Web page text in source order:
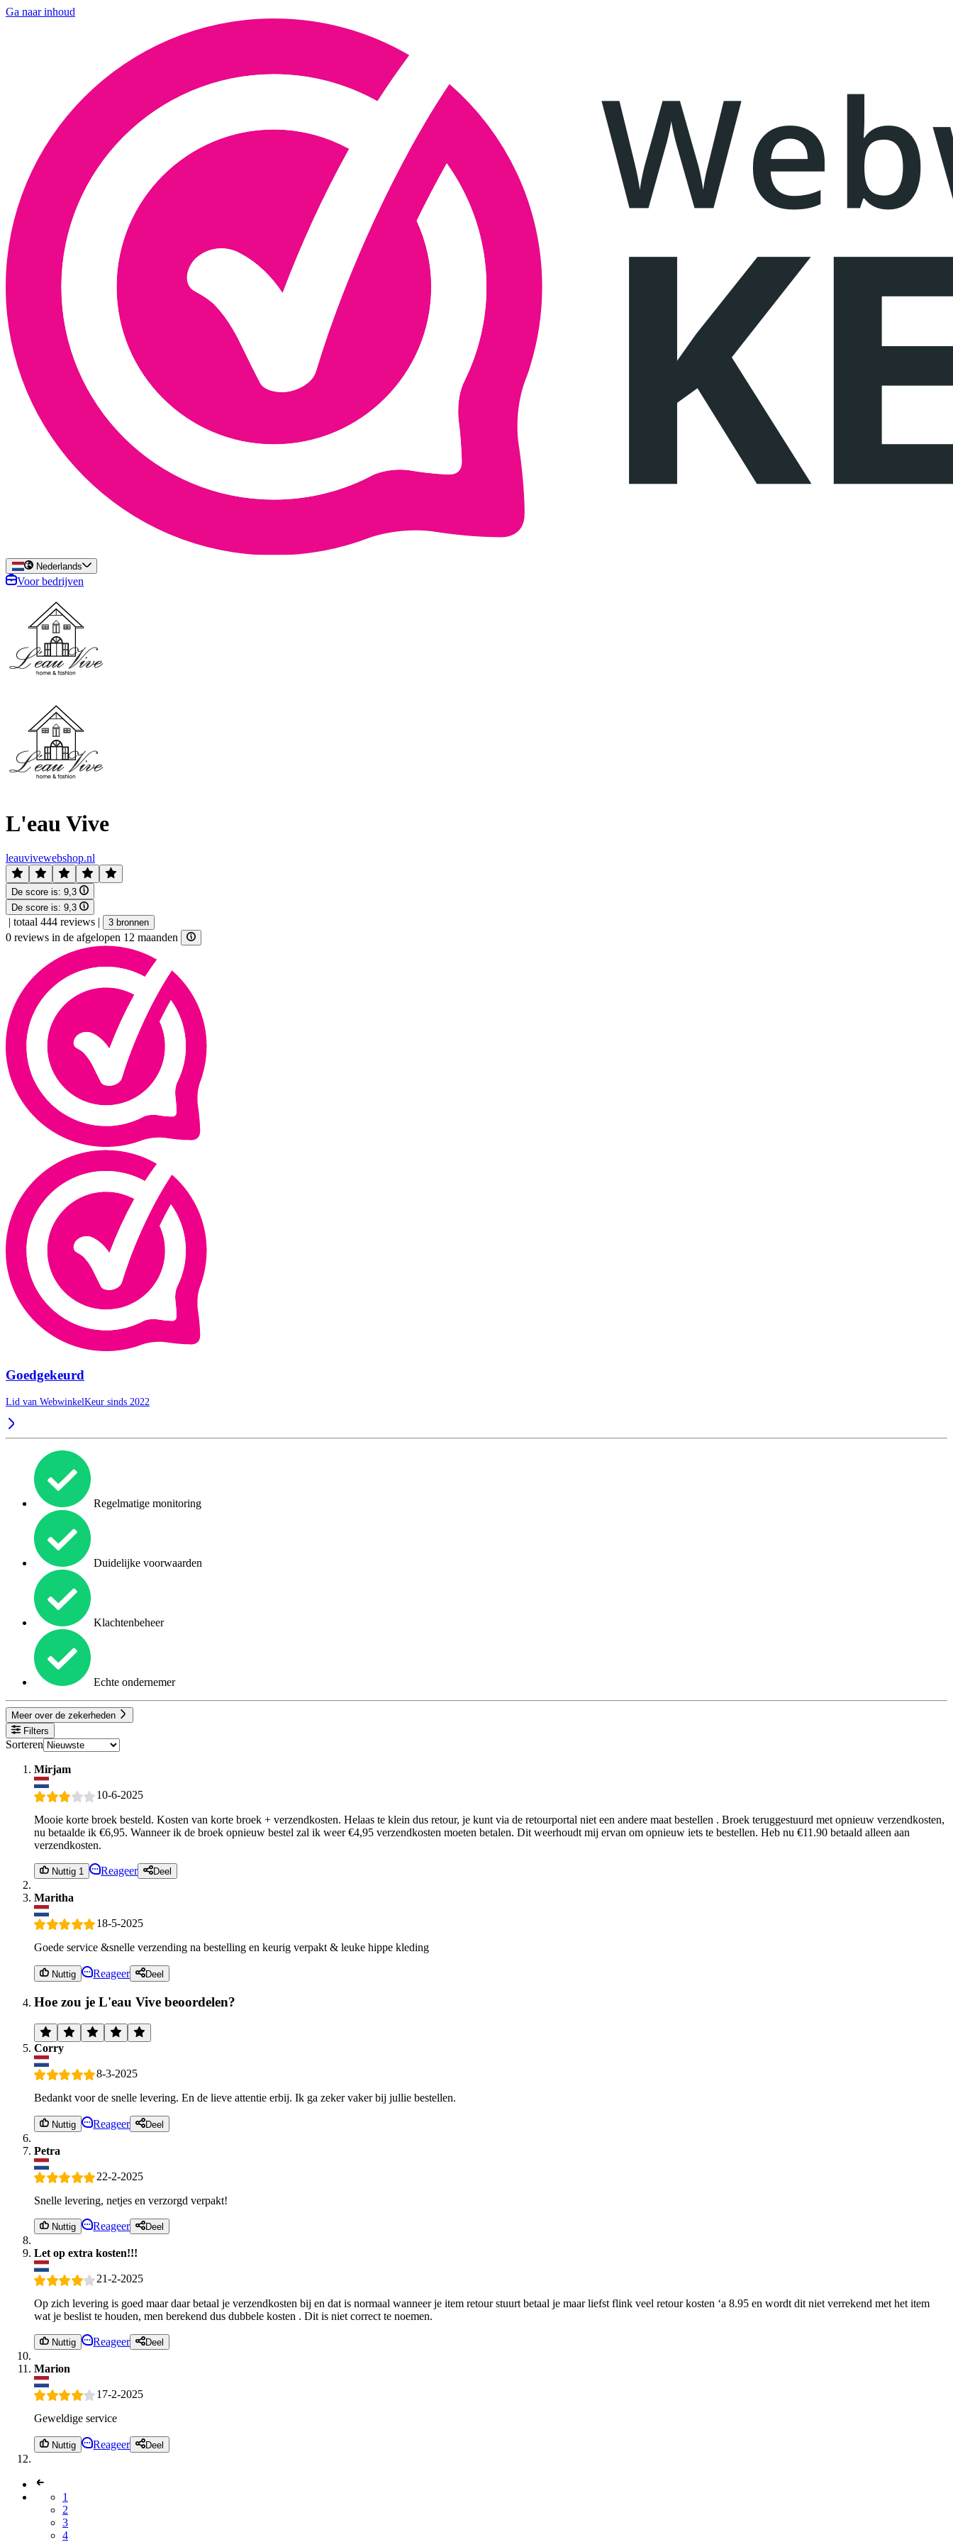
Ga naar inhoud
Nederlands
Voor bedrijven
L'eau Vive
leauvivewebshop.nl
De score is: 9,3
De score is: 9,3
| totaal 444 reviews | 3 bronnen
0 reviews in de afgelopen 12 maanden
Goedgekeurd
Lid van WebwinkelKeur sinds 2022
Regelmatige monitoring
Duidelijke voorwaarden
Klachtenbeheer
Echte ondernemer
Meer over de zekerheden
Filters
Sorteren
Mirjam
10-6-2025
Mooie korte broek besteld. Kosten van korte broek + verzendkosten. Helaas te klein dus retour, je kunt via de retourportal niet een andere maat bestellen . Broek teruggestuurd met opnieuw verzendkosten,
nu betaalde ik €6,95. Wanneer ik de broek opnieuw bestel zal ik weer €4,95 verzendkosten moeten betalen. Dit weerhoudt mij ervan om opnieuw iets te bestellen. Heb nu €11.90 betaald alleen aan
verzendkosten.
Nuttig 1 Reageer Deel
Maritha
18-5-2025
Goede service &snelle verzending na bestelling en keurig verpakt & leuke hippe kleding
Nuttig Reageer Deel
Hoe zou je L'eau Vive beoordelen?
Corry
8-3-2025
Bedankt voor de snelle levering. En de lieve attentie erbij. Ik ga zeker vaker bij jullie bestellen.
Nuttig Reageer Deel
Petra
22-2-2025
Snelle levering, netjes en verzorgd verpakt!
Nuttig Reageer Deel
Let op extra kosten!!!
21-2-2025
Op zich levering is goed maar daar betaal je verzendkosten bij en dat is normaal wanneer je item retour stuurt betaal je maar liefst flink veel retour kosten ‘a 8.95 en wordt dit niet verrekend met het item
wat je beslist te houden, men berekend dus dubbele kosten . Dit is niet correct te noemen.
Nuttig Reageer Deel
Marion
17-2-2025
Geweldige service
Nuttig Reageer Deel
1
2
3
4